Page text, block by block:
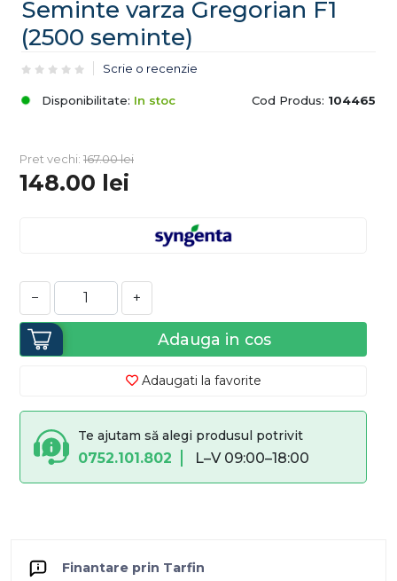
Seminte varza Gregorian F1
(2500 seminte)
Scrie o recenzie
Disponibilitate: In stoc Cod Produs: 104465
Pret vechi: 167.00lei
148.00 lei
− +
Adauga in cos
Adaugati la favorite
Te ajutam să alegi produsul potrivit
0752.101.802 L–V 09:00–18:00
Finantare prin Tarfin